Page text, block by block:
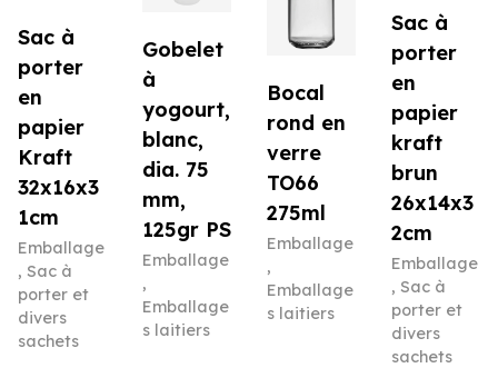
Sac à
porter
en
papier
Kraft
32x16x3
1cm
Emballage
, Sac à
porter et
divers
sachets
Gobelet
à
yogourt,
blanc,
dia. 75
mm,
125gr PS
Emballage
,
Emballage
s laitiers
Bocal
rond en
verre
TO66
275ml
Emballage
,
Emballage
s laitiers
Sac à
porter
en
papier
kraft
brun
26x14x3
2cm
Emballage
, Sac à
porter et
divers
sachets